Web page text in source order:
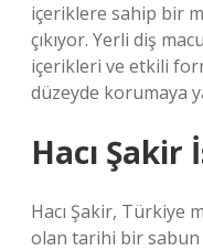
içeriklere sahip bir
çıkıyor. Yerli diş
içerikleri ve etkili
düzeyde korumaya
Hacı Şakir
Hacı Şakir, Türkiye
olan tarihi bir sabun